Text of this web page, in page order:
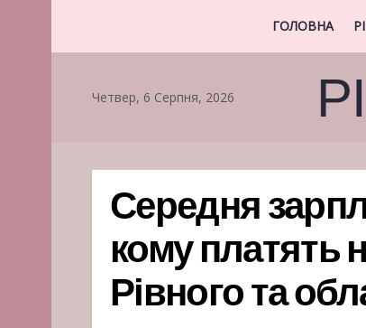
ГОЛОВНА
Четвер, 6 Серпня, 2026
Середня
кому платять
Рівного та